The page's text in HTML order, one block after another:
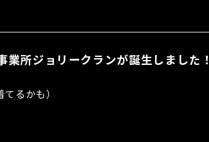
所ジョリークランが誕生しました！
るかも）